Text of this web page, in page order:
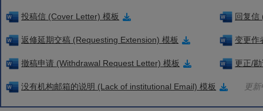
投稿信 (Cover Letter) 模板 回复信
返修延期交稿 (Requesting Extension) 模板 变更作
撤稿申请 (Withdrawal Request Letter) 模板 更正/
没有机构邮箱的说明 (Lack of institutional Email) 模板 更